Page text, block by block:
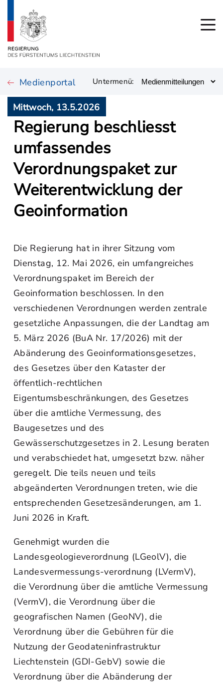
Medienportal Untermenü:
Mittwoch, 13.5.2026
Regierung beschliesst
umfassendes
Verordnungspaket zur
Weiterentwicklung der
Geoinformation
Die Regierung hat in ihrer Sitzung vom
Dienstag, 12. Mai 2026, ein umfangreiches
Verordnungspaket im Bereich der
Geoinformation beschlossen. In den
verschiedenen Verordnungen werden zentrale
gesetzliche Anpassungen, die der Landtag am
5. März 2026 (BuA Nr. 17/2026) mit der
Abänderung des Geoinformationsgesetzes,
des Gesetzes über den Kataster der
öffentlich-rechtlichen
Eigentumsbeschränkungen, des Gesetzes
über die amtliche Vermessung, des
Baugesetzes und des
Gewässerschutzgesetzes in 2. Lesung beraten
und verabschiedet hat, umgesetzt bzw. näher
geregelt. Die teils neuen und teils
abgeänderten Verordnungen treten, wie die
entsprechenden Gesetzesänderungen, am 1.
Juni 2026 in Kraft.
Genehmigt wurden die
Landesgeologieverordnung (LGeolV), die
Landesvermessungs-verordnung (LVermV),
die Verordnung über die amtliche Vermessung
(VermV), die Verordnung über die
geografischen Namen (GeoNV), die
Verordnung über die Gebühren für die
Nutzung der Geodateninfrastruktur
Liechtenstein (GDI-GebV) sowie die
Verordnung über die Abänderung der